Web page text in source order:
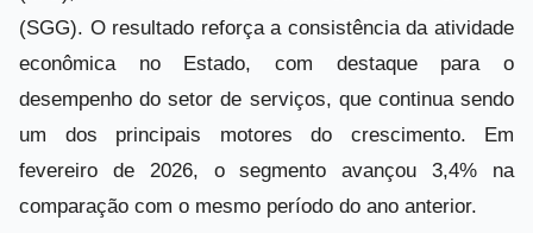
(SGG). O resultado reforça a consistência da atividade
econômica no Estado, com destaque para o
desempenho do setor de serviços, que continua sendo
um dos principais motores do crescimento. Em
fevereiro de 2026, o segmento avançou 3,4% na
comparação com o mesmo período do ano anterior.